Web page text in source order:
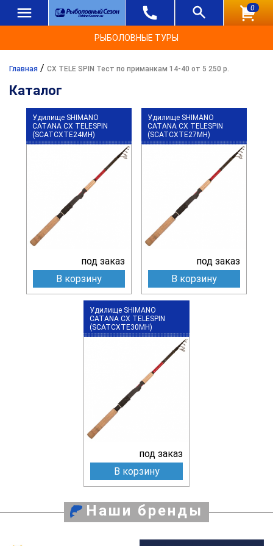
0
РЫБОЛОВНЫЕ ТУРЫ
Главная / CX TELE SPIN Тест по приманкам 14-40 от 5 250 р.
Каталог
Удилище SHIMANO
CATANA CX TELESPIN
(SCATCXTE24MH)
под заказ
В корзину
Удилище SHIMANO
CATANA CX TELESPIN
(SCATCXTE27MH)
под заказ
В корзину
Удилище SHIMANO
CATANA CX TELESPIN
(SCATCXTE30MH)
под заказ
В корзину
Наши бренды